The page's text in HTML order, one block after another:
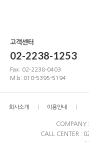
고객센터
02-2238-1253
Fax: 02-2238-0403
M.b: 010-5395-5194
회사소개 이용안내
COMPANY
CALL CENTER :